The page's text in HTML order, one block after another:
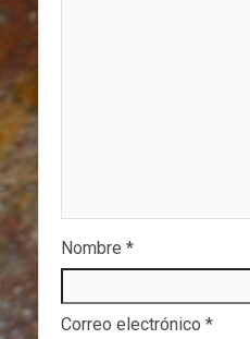
Nombre *
Correo electrónico *